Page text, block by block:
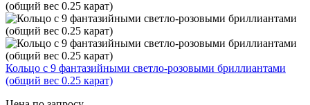
Кольцо с 9 фантазийными светло-розовыми бриллиантами
(общий вес 0.25 карат)